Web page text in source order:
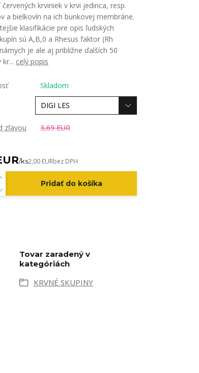
krviniek v krvi jedinca, resp.
a bielkovín na ich bunkovej membráne.
klasifikácie pre opis ľudských
sú A,B,0 a Rhesus faktor (Rh
je ale aj približne ďalších 50
celý popis
Skladom
zľavou 3,69 EUR
/ks2,00 EURbez DPH
Pridať do košíka
Tovar zaradený v
kategóriách
KRVNÉ SKUPINY